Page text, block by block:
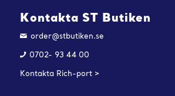
Kontakta ST Butiken
order@stbutiken.se
0702- 93 44 00
Kontakta Rich-port >